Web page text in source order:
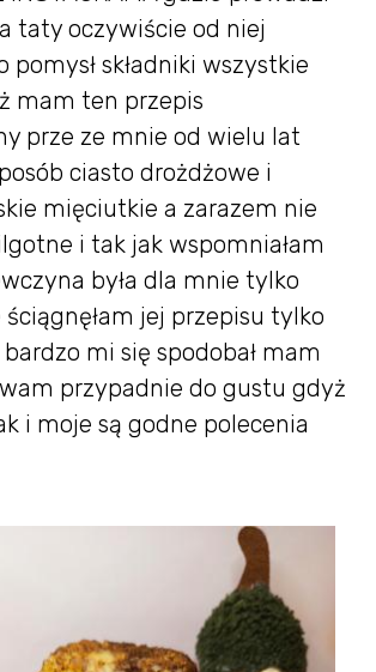
taty oczywiście od niej
pomysł składniki wszystkie
mam ten przepis
prze ze mnie od wielu lat
ciasto drożdżowe i
mięciutkie a zarazem nie
i tak jak wspomniałam
była dla mnie tylko
jej przepisu tylko
mi się spodobał mam
przypadnie do gustu gdyż
i moje są godne polecenia